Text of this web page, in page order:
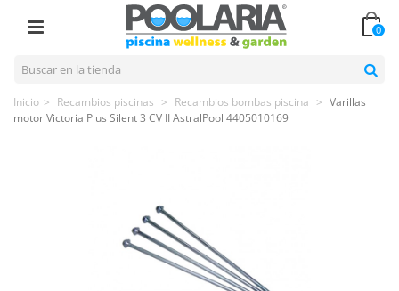
0
Inicio > Recambios piscinas > Recambios bombas piscina > Varillas
motor Victoria Plus Silent 3 CV II AstralPool 4405010169